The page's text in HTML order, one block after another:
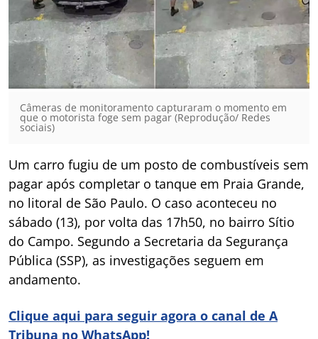
Câmeras de monitoramento capturaram o momento em
que o motorista foge sem pagar (Reprodução/ Redes
sociais)
Um carro fugiu de um posto de combustíveis sem
pagar após completar o tanque em Praia Grande,
no litoral de São Paulo. O caso aconteceu no
sábado (13), por volta das 17h50, no bairro Sítio
do Campo. Segundo a Secretaria da Segurança
Pública (SSP), as investigações seguem em
andamento.
Clique aqui para seguir agora o canal de A
Tribuna no WhatsApp!